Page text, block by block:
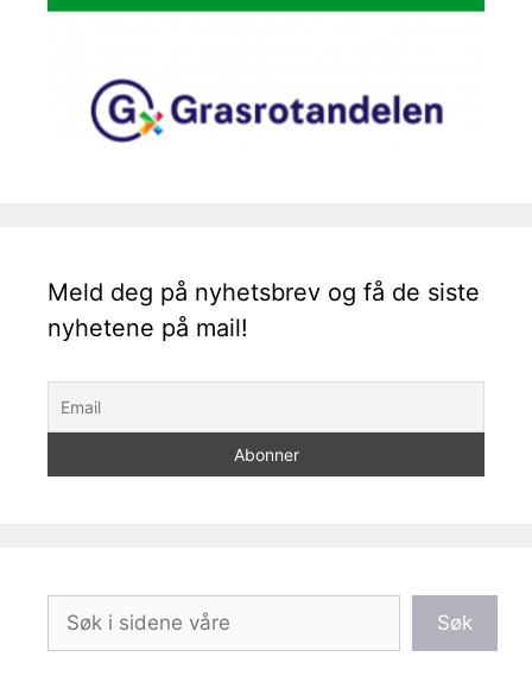
Meld deg på nyhetsbrev og få de siste
nyhetene på mail!
Søk